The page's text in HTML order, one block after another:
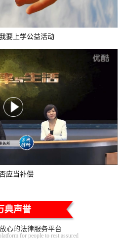
要上学公益活动
应当补偿
典声誉
心的法律服务平台
for people to rest assured